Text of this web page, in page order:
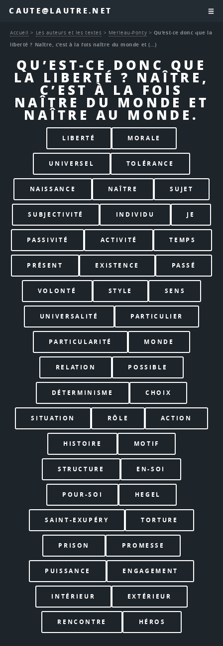
CAUTE@LAUTRE.NET
QU’EST-CE DONC QUE
LA LIBERTÉ ? NAÎTRE,
C’EST À LA FOIS
NAÎTRE DU MONDE ET
NAÎTRE AU MONDE.
LIBERTÉ MORALE
UNIVERSEL TOLÉRANCE
NAISSANCE NAÎTRE SUJET
SUBJECTIVITÉ INDIVIDU JE
PASSIVITÉ ACTIVITÉ TEMPS
PRÉSENT EXISTENCE PASSÉ
VOLONTÉ STYLE SENS
UNIVERSALITÉ PARTICULIER
PARTICULARITÉ MONDE
RELATION POSSIBLE
DÉTERMINISME CHOIX
SITUATION RÔLE ACTION
HISTOIRE MOTIF
STRUCTURE EN-SOI
POUR-SOI HEGEL
SAINT-EXUPÉRY TORTURE
PRISON PROMESSE
PUISSANCE ENGAGEMENT
INTÉRIEUR EXTÉRIEUR
RENCONTRE HÉROS
Accueil > Les auteurs et les textes > Merleau-Ponty > Qu’est-ce donc que la
liberté ? Naître, c’est à la fois naître du monde et (…)